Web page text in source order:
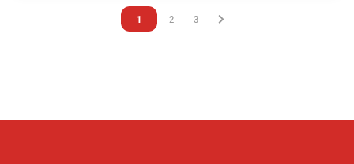
Vous êtes sur la page
1 Vous êtes sur la page
2 Vous êtes sur la page
3